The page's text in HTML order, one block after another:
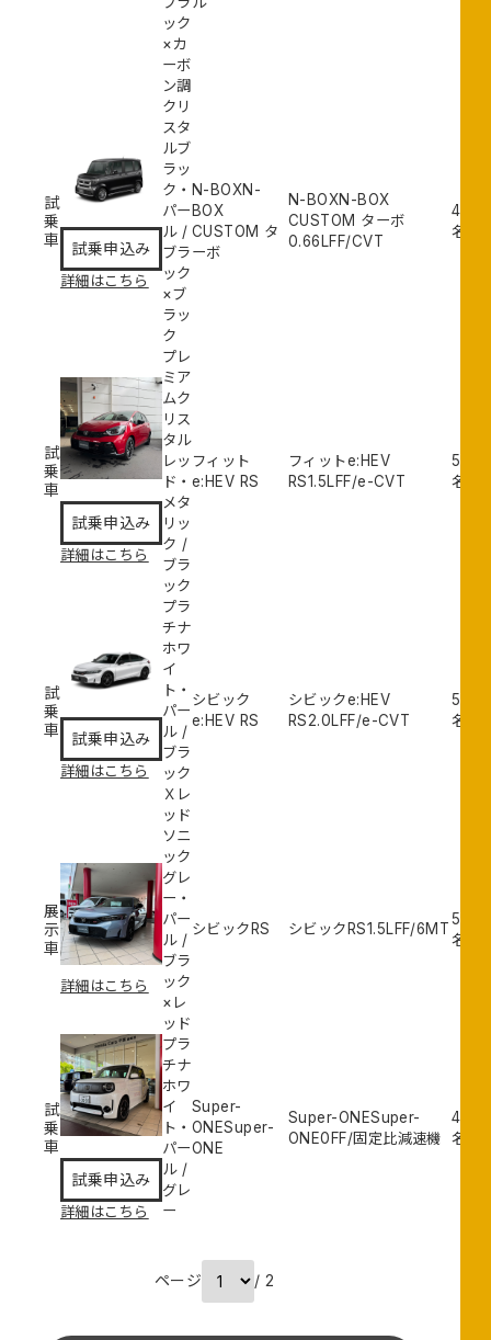
ック
×カ
ーボ
ン調
試
乗
車
試乗申込み
詳細はこちら
クリ
スタ
ルブ
ラッ
ク・
パー
ル/
ブラ
ック
×ブ
ラッ
ク
N-BOXN-
BOX
CUSTOM タ
ーボ
N-BOXN-BOX
CUSTOM ターボ
0.66LFF/CVT
4
名
試
乗
車
試乗申込み
詳細はこちら
プレ
ミア
ムク
リス
タル
レッ
ド・
メタ
リッ
ク /
ブラ
ック
フィット
e:HEV RS
フィットe:HEV
RS1.5LFF/e-CVT
5
名
試
乗
車
試乗申込み
詳細はこちら
プラ
チナ
ホワ
イ
ト・
パー
ル/
ブラ
ック
Ｘレ
ッド
シビック
e:HEV RS
シビックe:HEV
RS2.0LFF/e-CVT
5
名
展
示
車
詳細はこちら
ソニ
ック
グレ
ー・
パー
ル/
ブラ
ック
×レ
ッド
シビックRS シビックRS1.5LFF/6MT
5
名
試
乗
車
試乗申込み
詳細はこちら
プラ
チナ
ホワ
イ
ト・
パー
ル/
グレ
ー
Super-
ONESuper-
ONE
Super-ONESuper-
ONE0 FF/固定比減速機
4
名
ページ / 2